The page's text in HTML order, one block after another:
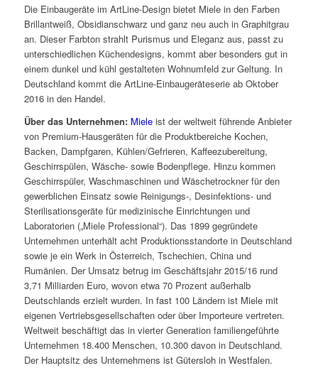
Die Einbaugeräte im ArtLine-Design bietet Miele in den Farben
Brillantweiß, Obsidianschwarz und ganz neu auch in Graphitgrau
an. Dieser Farbton strahlt Purismus und Eleganz aus, passt zu
unterschiedlichen Küchendesigns, kommt aber besonders gut in
einem dunkel und kühl gestalteten Wohnumfeld zur Geltung. In
Deutschland kommt die ArtLine-Einbaugeräteserie ab Oktober
2016 in den Handel.
Über das Unternehmen: Mieleist der weltweit führende Anbieter
von Premium-Hausgeräten für die Produktbereiche Kochen,
Backen, Dampfgaren, Kühlen/Gefrieren, Kaffeezubereitung,
Geschirrspülen, Wäsche- sowie Bodenpflege. Hinzu kommen
Geschirrspüler, Waschmaschinen und Wäschetrockner für den
gewerblichen Einsatz sowie Reinigungs-, Desinfektions- und
Sterilisationsgeräte für medizinische Einrichtungen und
Laboratorien („Miele Professional“). Das 1899 gegründete
Unternehmen unterhält acht Produktionsstandorte in Deutschland
sowie je ein Werk in Österreich, Tschechien, China und
Rumänien. Der Umsatz betrug im Geschäftsjahr 2015/16 rund
3,71 Milliarden Euro, wovon etwa 70 Prozent außerhalb
Deutschlands erzielt wurden. In fast 100 Ländern ist Miele mit
eigenen Vertriebsgesellschaften oder über Importeure vertreten.
Weltweit beschäftigt das in vierter Generation familiengeführte
Unternehmen 18.400 Menschen, 10.300 davon in Deutschland.
Der Hauptsitz des Unternehmens ist Gütersloh in Westfalen.